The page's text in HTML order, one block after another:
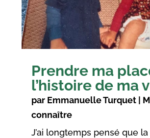
Prendre ma
l’histoire de ma
par Emmanuelle Turquet|
connaître
J’ai longtemps pensé que